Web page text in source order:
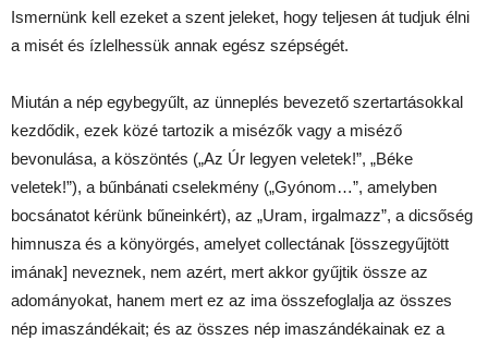
Ismernünk kell ezeket a szent jeleket, hogy teljesen át tudjuk élni
a misét és ízlelhessük annak egész szépségét.
Miután a nép egybegyűlt, az ünneplés bevezető szertartásokkal
kezdődik, ezek közé tartozik a misézők vagy a miséző
bevonulása, a köszöntés („Az Úr legyen veletek!”, „Béke
veletek!”), a bűnbánati cselekmény („Gyónom…”, amelyben
bocsánatot kérünk bűneinkért), az „Uram, irgalmazz”, a dicsőség
himnusza és a könyörgés, amelyet collectának [összegyűjtött
imának] neveznek, nem azért, mert akkor gyűjtik össze az
adományokat, hanem mert ez az ima összefoglalja az összes
nép imaszándékait; és az összes nép imaszándékainak ez a